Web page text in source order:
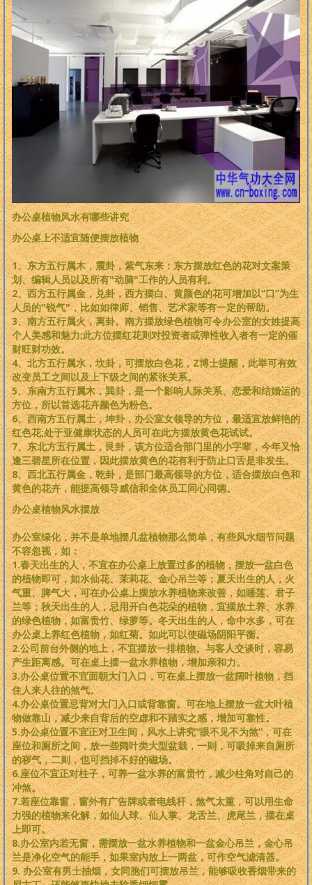
办公桌植物风水有哪些讲究
办公桌上不适宜随便摆放植物
1、东方五行属木，震卦，紫气东来：东方摆放红色的花对文案策
划、编辑人员以及所有"动脑"工作的人员有利。
2、西方五行属金，兑卦，西方摆白、黄颜色的花可增加以“口”为生
人员的"锐气"，比如如律师、销售、艺术家等有一定的帮助。
3、南方五行属火，离卦。南方摆放绿色植物可令办公室的女姓提高
个人美感和魅力;此方位摆红花则对投资者或弹性收入者有一定的催
财旺财功效。
4、北方五行属水，坎卦，可摆放白色花，Z博士提醒，此举可有效
改变员工之间以及上下级之间的紧张关系。
5、东南方五行属木，巽卦，是一个影响人际关系、恋爱和结婚运的
方位，所以首选花卉颜色为粉色。
6、西南方五行属土，坤卦，办公室女领导的方位，最适宜放鲜艳的
红色花;处于亚健康状态的人员可在此方摆放黄色花试试。
7、东北方五行属土，艮卦，该方位适合部门里的小字辈，今年又恰
逢三碧星所在位置，因此摆放黄色的花有利于防止口舌是非发生。
8、西北五行属金，乾卦，是部门最高领导的方位，适合摆放白色和
黄色的花卉，能提高领导威信和全体员工同心同德。
办公桌植物风水摆放
办公室绿化，并不是单地摆几盆植物那么简单，有些风水细节问题
不容忽视，如：
1.春天出生的人，不宜在办公桌上放置过多的植物，摆放一盆白色
的植物即可，如水仙花、茉莉花、金心吊兰等；夏天出生的人，火
气重、脾气大，可在办公桌上摆放水养植物来改善，如睡莲、君子
兰等；秋天出生的人，忌用开白色花朵的植物，宜摆放土养、水养
的绿色植物，如富贵竹、绿萝等。冬天出生的人，命中水多，可在
办公桌上养红色植物，如红菊。如此可以使磁场阴阳平衡。
2.公司前台外侧的地上，不宜摆放一排植物。与客人交谈时，容易
产生距离感。可在桌上摆一盆水养植物，增加亲和力。
3.办公桌位置不宜面朝大门入口，可在桌上摆放一盆阔叶植物，挡
住人来人往的煞气。
4.办公桌位置忌背对大门入口或背靠窗。可在地上摆放一盆大叶植
物做靠山，减少来自背后的空虚和不踏实之感，增加可靠性。
5.办公桌位置不宜正对卫生间，风水上讲究“眼不见不为煞”，可在
座位和厕所之间，放一些阔叶类大型盆栽，一则，可吸掉来自厕所
的秽气，二则，也可挡掉不好的磁场。
6.座位不宜正对柱子，可养一盆水养的富贵竹，减少柱角对自己的
冲煞。
7.若座位靠窗，窗外有广告牌或者电线杆，煞气太重，可以用生命
力强的植物来化解，如仙人球、仙人掌、龙舌兰、虎尾兰，摆在桌
上即可。
8.办公室内若无窗，需摆放一盆水养植物和一盆金心吊兰，金心吊
兰是净化空气的能手，如果室内放上一两盆，可作空气滤清器。
9. 办公室有男士抽烟，女同胞们可摆放吊兰，能够吸收香烟带来的